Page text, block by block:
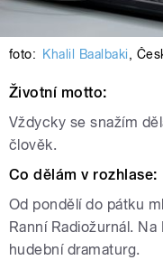
foto: Khalil Baalbaki,
Životní motto:
Vždycky se snažím
člověk.
Co dělám v rozhlase:
Od pondělí do pátku
Ranní Radiožurnál.
hudební dramaturg.